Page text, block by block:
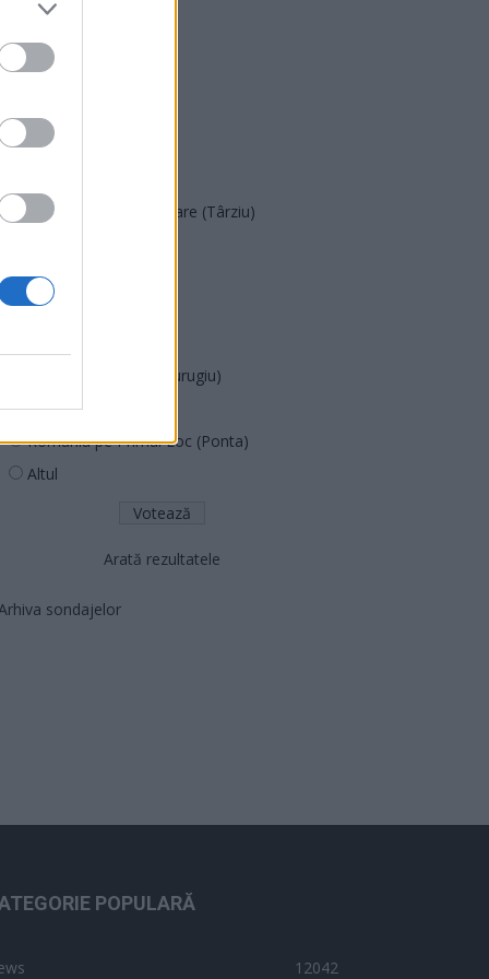
PNȚMM
REPER
POT (Gavrilă)
Acțiunea Conservatoare (Târziu)
PUSL (D. Voiculescu)
PNȚCD (Pavelescu)
Partidul Patrioților (Surugiu)
FAR (Coarnă)
România pe Primul Loc (Ponta)
Altul
Arată rezultatele
sondajelor
POPULARĂ
12042